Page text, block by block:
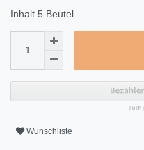
Inhalt 5 Beutel
Wunschliste